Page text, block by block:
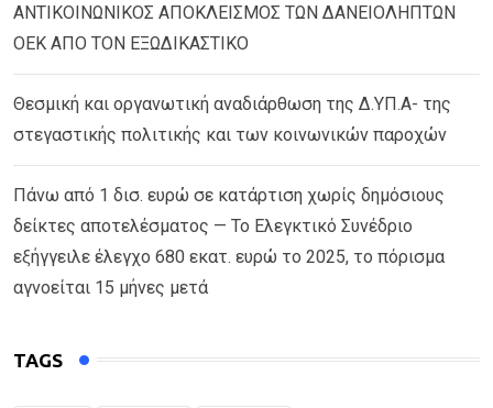
ΑΝΤΙΚΟΙΝΩΝΙΚΟΣ ΑΠΟΚΛΕΙΣΜΟΣ ΤΩΝ ΔΑΝΕΙΟΛΗΠΤΩΝ
ΟΕΚ ΑΠΟ ΤΟΝ ΕΞΩΔΙΚΑΣΤΙΚΟ
Θεσμική και οργανωτική αναδιάρθωση της Δ.ΥΠ.Α- της
στεγαστικής πολιτικής και των κοινωνικών παροχών
Πάνω από 1 δισ. ευρώ σε κατάρτιση χωρίς δημόσιους
δείκτες αποτελέσματος — Το Ελεγκτικό Συνέδριο
εξήγγειλε έλεγχο 680 εκατ. ευρώ το 2025, το πόρισμα
αγνοείται 15 μήνες μετά
TAGS